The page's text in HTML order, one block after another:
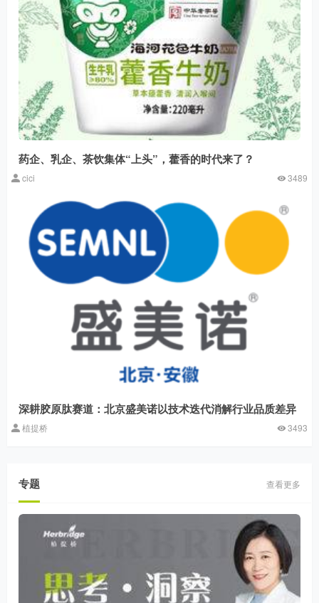
药企、乳企、茶饮集体“上头”，藿香的时代来了？
cici 3489
深耕胶原肽赛道：北京盛美诺以技术迭代消解行业品质差异
植提桥 3493
专题 查看更多